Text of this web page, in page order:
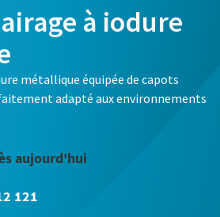
à iodure
métallique équipée de capots
adapté aux environnements
aujourd'hui
121